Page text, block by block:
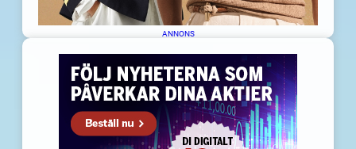
ANNONS